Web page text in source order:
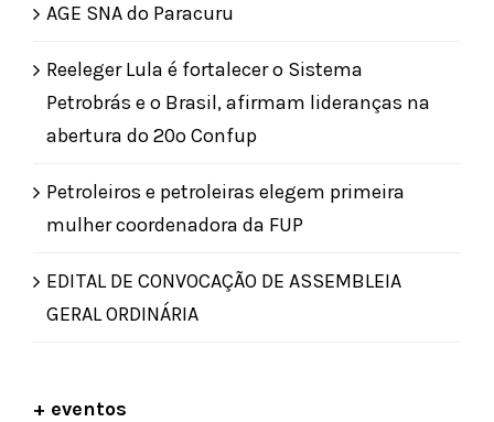
AGE SNA do Paracuru
Reeleger Lula é fortalecer o Sistema
Petrobrás e o Brasil, afirmam lideranças na
abertura do 20º Confup
Petroleiros e petroleiras elegem primeira
mulher coordenadora da FUP
EDITAL DE CONVOCAÇÃO DE ASSEMBLEIA
GERAL ORDINÁRIA
+ eventos